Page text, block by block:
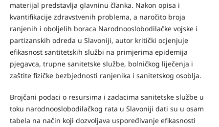
materijal predstavlja glavninu članka. Nakon opisa i
kvantifikacije zdravstvenih problema, a naročito broja
ranjenih i oboljelih boraca Narodnooslobodilačke vojske i
partizanskih odreda u Slavoniji, autor kritički ocjenjuje
efikasnost santitetskih službi na primjerima epidemija
pjegavca, trupne sanitetske službe, bolničkog liječenja i
zaštite fizičke bezbjednosti ranjenika i sanitetskog osoblja.
Brojčani podaci o resursima i zadacima sanitetske službe u
toku narodnooslobodilačkog rata u Slavoniji dati su u osam
tabela na način koji dozvoljava uspoređivanje efikasnosti